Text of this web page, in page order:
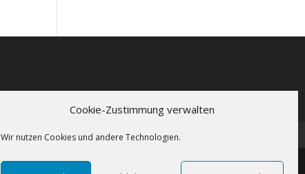
Cookie-Zustimmung verwalten
Wir nutzen Cookies und andere Technologien.